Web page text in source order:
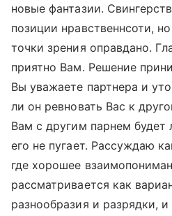
новые фантазии.
позиции нравственнсоти,
точки зрения оправдано.
приятно Вам. Решение
Вы уважаете партнера и
ли он ревновать Вас к
Вам с другим парнем будет
его не пугает. Рассуждаю
где хорошее
рассматривается как
разнообразия и разрядки,